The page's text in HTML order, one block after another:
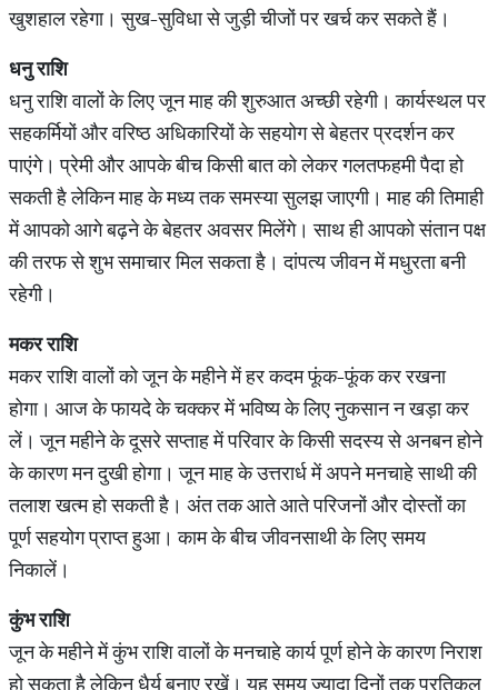
खुशहाल रहेगा। सुख-सुविधा से जुड़ी चीजों पर खर्च कर सकते हैं।
धनुराशि
धनु राशि वालों के लिए जून माह की शुरुआत अच्छी रहेगी। कार्यस्थल पर
सहकर्मियों और वरिष्ठ अधिकारियों के सहयोग से बेहतर प्रदर्शन कर
पाएंगे। प्रेमी और आपके बीच किसी बात को लेकर गलतफहमी पैदा हो
सकती है लेकिन माह के मध्य तक समस्या सुलझ जाएगी। माह की तिमाही
में आपको आगे बढ़ने के बेहतर अवसर मिलेंगे। साथ ही आपको संतान पक्ष
की तरफ से शुभ समाचार मिल सकता है। दांपत्य जीवन में मधुरता बनी
रहेगी।
मकरराशि
मकर राशि वालों को जून के महीने में हर कदम फूंक-फूंक कर रखना
होगा। आज के फायदे के चक्कर में भविष्य के लिए नुकसान न खड़ा कर
लें। जून महीने के दूसरे सप्ताह में परिवार के किसी सदस्य से अनबन होने
के कारण मन दुखी होगा। जून माह के उत्तरार्ध में अपने मनचाहे साथी की
तलाश खत्म हो सकती है। अंत तक आते आते परिजनों और दोस्तों का
पूर्ण सहयोग प्राप्त हुआ। काम के बीच जीवनसाथी के लिए समय
निकालें।
कुंभराशि
जून के महीने में कुंभ राशि वालों के मनचाहे कार्य पूर्ण होने के कारण निराश
हो सकता है लेकिन धैर्य बनाए रखें। यह समय ज्यादा दिनों तक प्रतिकूल